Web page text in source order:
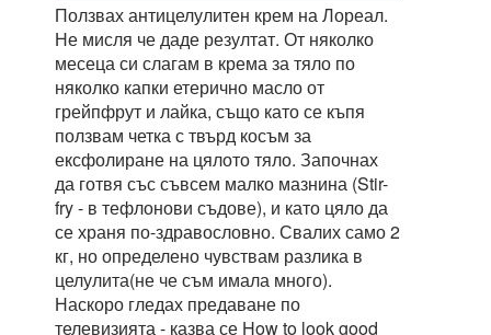
Ползвах антицелулитен крем на Лореал.
Не мисля че даде резултат. От няколко
месеца си слагам в крема за тяло по
няколко капки етерично масло от
грейпфрут и лайка, също като се къпя
ползвам четка с твърд косъм за
ексфолиране на цялото тяло. Започнах
да готвя със съвсем малко мазнина (Stir-
fry - в тефлонови съдове), и като цяло да
се храня по-здравословно. Свалих само 2
кг, но определено чувствам разлика в
целулита(не че съм имала много).
Наскоро гледах предаване по
телевизията - казва се How to look good